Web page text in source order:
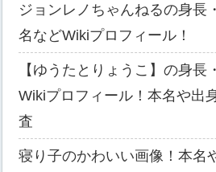
ジョンレノちゃんねるの身長
名などWikiプロフィール！
【ゆうたとりょうこ】の身長
Wikiプロフィール！本名や出
査
寝り子のかわいい画像！本名